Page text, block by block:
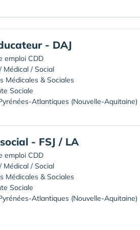
- DAJ
emploi CDD
Médical / Social
Médicales & Sociales
Sociale
Atlantiques (Nouvelle-Aquitaine)
- FSJ / LA
emploi CDD
Médical / Social
Médicales & Sociales
Sociale
Atlantiques (Nouvelle-Aquitaine)